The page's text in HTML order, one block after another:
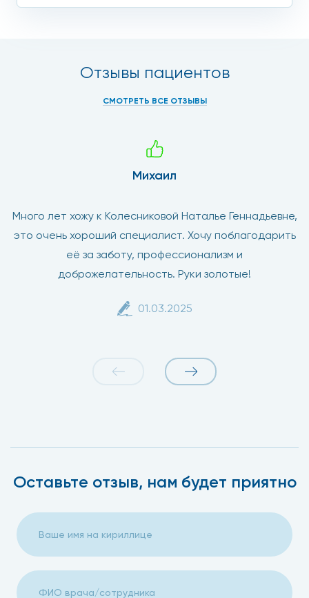
Отзывы пациентов
СМОТРЕТЬ ВСЕ ОТЗЫВЫ
Михаил
Много лет хожу к Колесниковой Наталье Геннадьевне,
это очень хороший специалист. Хочу поблагодарить
её за заботу, профессионализм и
доброжелательность. Руки золотые!
01.03.2025
Оставьте отзыв, нам будет приятно